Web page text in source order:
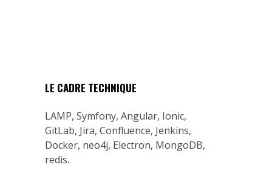
LE CADRE TECHNIQUE
LAMP, Symfony, Angular, Ionic,
GitLab, Jira, Confluence, Jenkins,
Docker, neo4j, Electron, MongoDB,
redis.